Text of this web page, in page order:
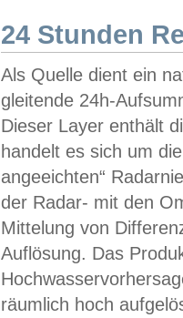
24 Stunden
Als Quelle dient ein
gleitende 24h-
Dieser Layer enthält
handelt es sich um
angeeichten“
der Radar- mit den
Mittelung von
Auflösung. Das
räumlich hoch